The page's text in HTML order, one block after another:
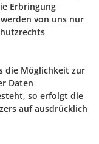
Erbringung
von uns nur
die Möglichkeit zur
Daten
so erfolgt die
auf ausdrücklich